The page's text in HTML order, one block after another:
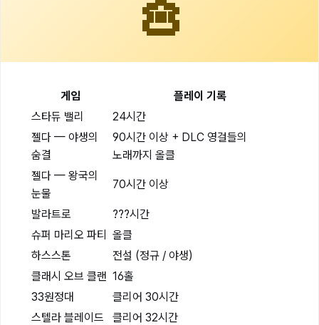
게임
플레이 기록
스타듀 밸리
24시간
젤다 — 야생의
숨결
90시간 이상 + DLC 영걸들의
노래까지 올클
젤다 — 왕국의
눈물
70시간 이상
발라트로
???시간
슈퍼 마리오 파티 올클
하스스톤
전설 (정규 / 야생)
클래시 오브 클랜 16홀
33원정대
클리어 30시간
스텔라 블레이드
클리어 32시간